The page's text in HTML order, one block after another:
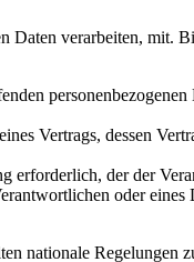
verarbeiten, mit.
Vertrags, dessen
erforderlich, der der
oder
nationale Regelungen